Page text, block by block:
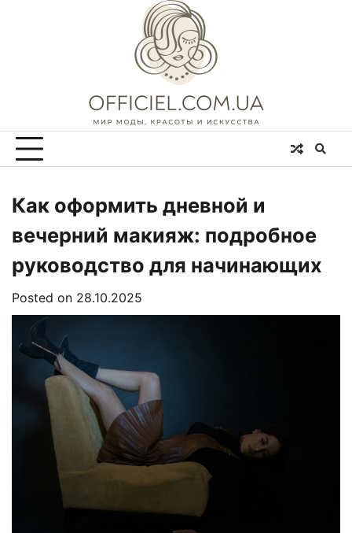
Как оформить дневной и
вечерний макияж: подробное
руководство для начинающих
Posted on 28.10.2025